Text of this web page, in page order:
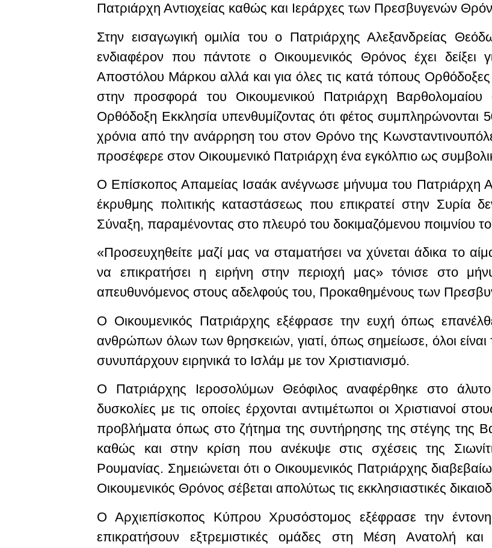
Πατριάρχη Αντιοχείας καθώς και Ιεράρχες των Πρεσβυγενών
Στην εισαγωγική ομιλία του ο Πατριάρχης Αλεξανδρείας
ενδιαφέρον που πάντοτε ο Οικουμενικός Θρόνος έχει δείξει
Αποστόλου Μάρκου αλλά και για όλες τις κατά τόπους
στην προσφορά του Οικουμενικού Πατριάρχη
Ορθόδοξη Εκκλησία υπενθυμίζοντας ότι φέτος συμπληρώνονται
χρόνια από την ανάρρηση του στον Θρόνο της
προσέφερε στον Οικουμενικό Πατριάρχη ένα εγκόλπιο ως
Ο Επίσκοπος Απαμείας Ισαάκ ανέγνωσε μήνυμα του Πατριάρχη
έκρυθμης πολιτικής καταστάσεως που επικρατεί στην Συρία
Σύναξη, παραμένοντας στο πλευρό του δοκιμαζόμενου ποιμνίου
«Προσευχηθείτε μαζί μας να σταματήσει να χύνεται άδικα το
να επικρατήσει η ειρήνη στην περιοχή μας» τόνισε στο
απευθυνόμενος στους αδελφούς του, Προκαθημένους των
Ο Οικουμενικός Πατριάρχης εξέφρασε την ευχή όπως
ανθρώπων όλων των θρησκειών, γιατί, όπως σημείωσε, όλοι είναι
συνυπάρχουν ειρηνικά το Ισλάμ με τον Χριστιανισμό.
Ο Πατριάρχης Ιεροσολύμων Θεόφιλος αναφέρθηκε στο άλυτο
δυσκολίες με τις οποίες έρχονται αντιμέτωποι οι Χριστιανοί
προβλήματα όπως στο ζήτημα της συντήρησης της στέγης της
καθώς και στην κρίση που ανέκυψε στις σχέσεις της
Ρουμανίας. Σημειώνεται ότι ο Οικουμενικός Πατριάρχης
Οικουμενικός Θρόνος σέβεται απολύτως τις εκκλησιαστικές
Ο Αρχιεπίσκοπος Κύπρου Χρυσόστομος εξέφρασε την
επικρατήσουν εξτρεμιστικές ομάδες στη Μέση Ανατολή